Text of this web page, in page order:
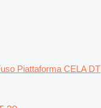
Piattaforma CELA DT